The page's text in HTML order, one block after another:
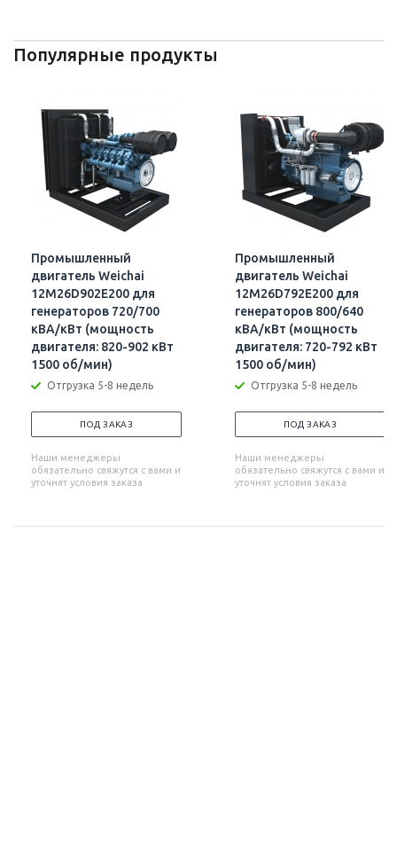
Популярные продукты
Промышленный
двигатель Weichai
12M26D902E200 для
генераторов 720/700
кВА/кВт (мощность
двигателя: 820-902 кВт
1500 об/мин)
Отгрузка 5-8 недель
ПОД ЗАКАЗ
Наши менеджеры
обязательно свяжутся с вами и
уточнят условия заказа
Промышленный
двигатель Weichai
12M26D792E200 для
генераторов 800/640
кВА/кВт (мощность
двигателя: 720-792 кВт
1500 об/мин)
Отгрузка 5-8 недель
ПОД ЗАКАЗ
Наши менеджеры
обязательно свяжутся с вами и
уточнят условия заказа